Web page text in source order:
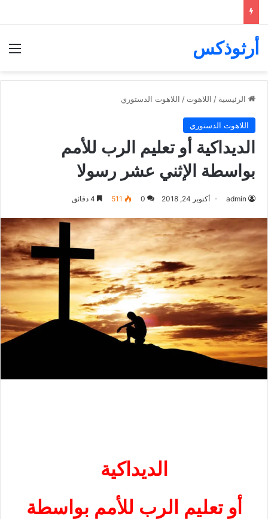
أرثوذكس
الرئيسية / اللاهوت / اللاهوت الدستوري
اللاهوت الدستوري
الديداكية أو تعليم الرب للأمم
بواسطة الإثني عشر رسولا
admin أكتوبر 24, 2018 0
511
الديداكية
أو تعليم الرب للأمم بواسطة